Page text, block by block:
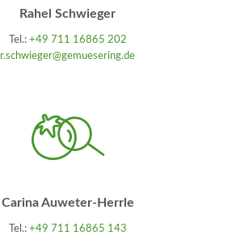
Rahel Schwieger
Tel.: +49 711 16865 202
r.schwieger@gemuesering.de
Carina Auweter-Herrle
Tel.: +49 711 16865 143